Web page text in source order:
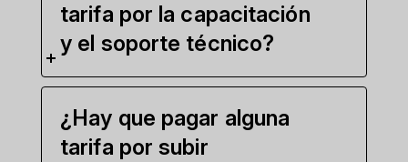
tarifa por la capacitación
y el soporte técnico?
¿Hay que pagar alguna
tarifa por subir